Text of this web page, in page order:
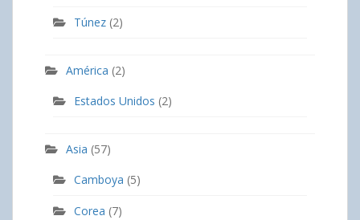
Túnez (2)
América (2)
Estados Unidos (2)
Asia (57)
Camboya (5)
Corea (7)